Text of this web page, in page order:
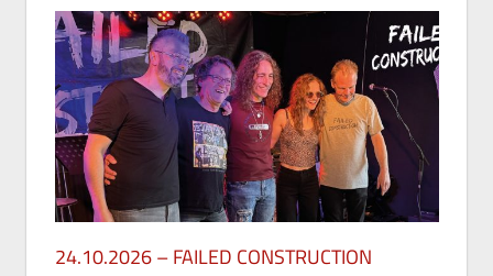
24.10.2026 – FAILED CONSTRUCTION